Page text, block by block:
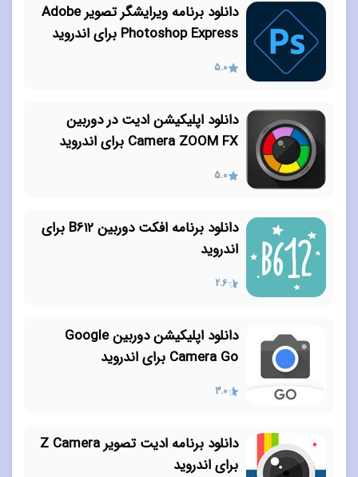
دانلود برنامه ویرایشگر تصویر Adobe
Photoshop Express برای اندروید
5.0
دانلود اپلیکیشن ادیت در دوربین
Camera ZOOM FX برای اندروید
5.0
دانلود برنامه افکت دوربین B612 برای
اندروید
2.6
دانلود اپلیکیشن دوربین Google
Camera Go برای اندروید
3.0
دانلود برنامه ادیت تصویر Z Camera
برای اندروید